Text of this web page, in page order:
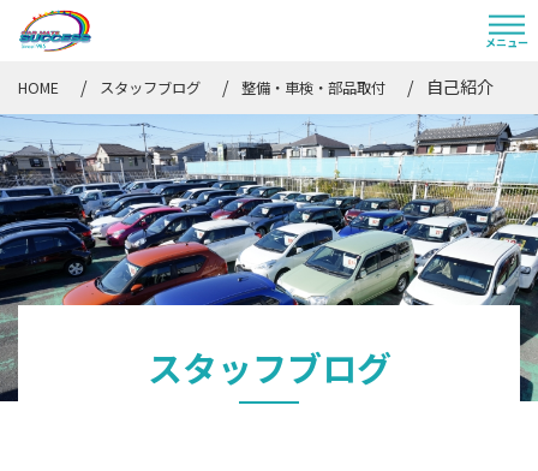
HOME スタッフブログ 整備・車検・部品取付 自己紹介
スタッフブログ